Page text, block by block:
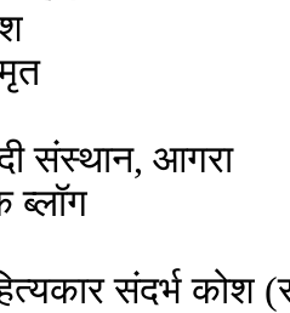
संस्थान, आगरा
ब्लॉग
संदर्भ कोश